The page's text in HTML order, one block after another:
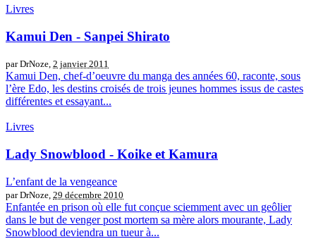
Livres
Kamui Den - Sanpei Shirato
par DrNoze, 2 janvier 2011
Kamui Den, chef-d’oeuvre du manga des années 60, raconte, sous
l’ère Edo, les destins croisés de trois jeunes hommes issus de castes
différentes et essayant...
Livres
Lady Snowblood - Koike et Kamura
L’enfant de la vengeance
par DrNoze, 29 décembre 2010
Enfantée en prison où elle fut conçue sciemment avec un geôlier
dans le but de venger post mortem sa mère alors mourante, Lady
Snowblood deviendra un tueur à...